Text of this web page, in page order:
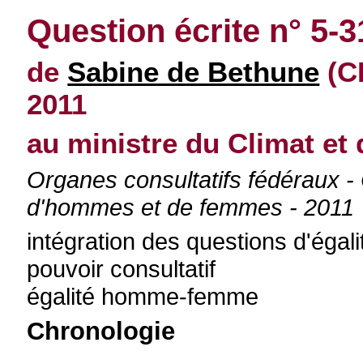
Question écrite n° 5-
de Sabine de Bethune
2011
au ministre du Climat et
Organes consultatifs fédéraux
d'hommes et de femmes - 2011
intégration des questions
pouvoir consultatif
égalité homme-femme
Chronologie